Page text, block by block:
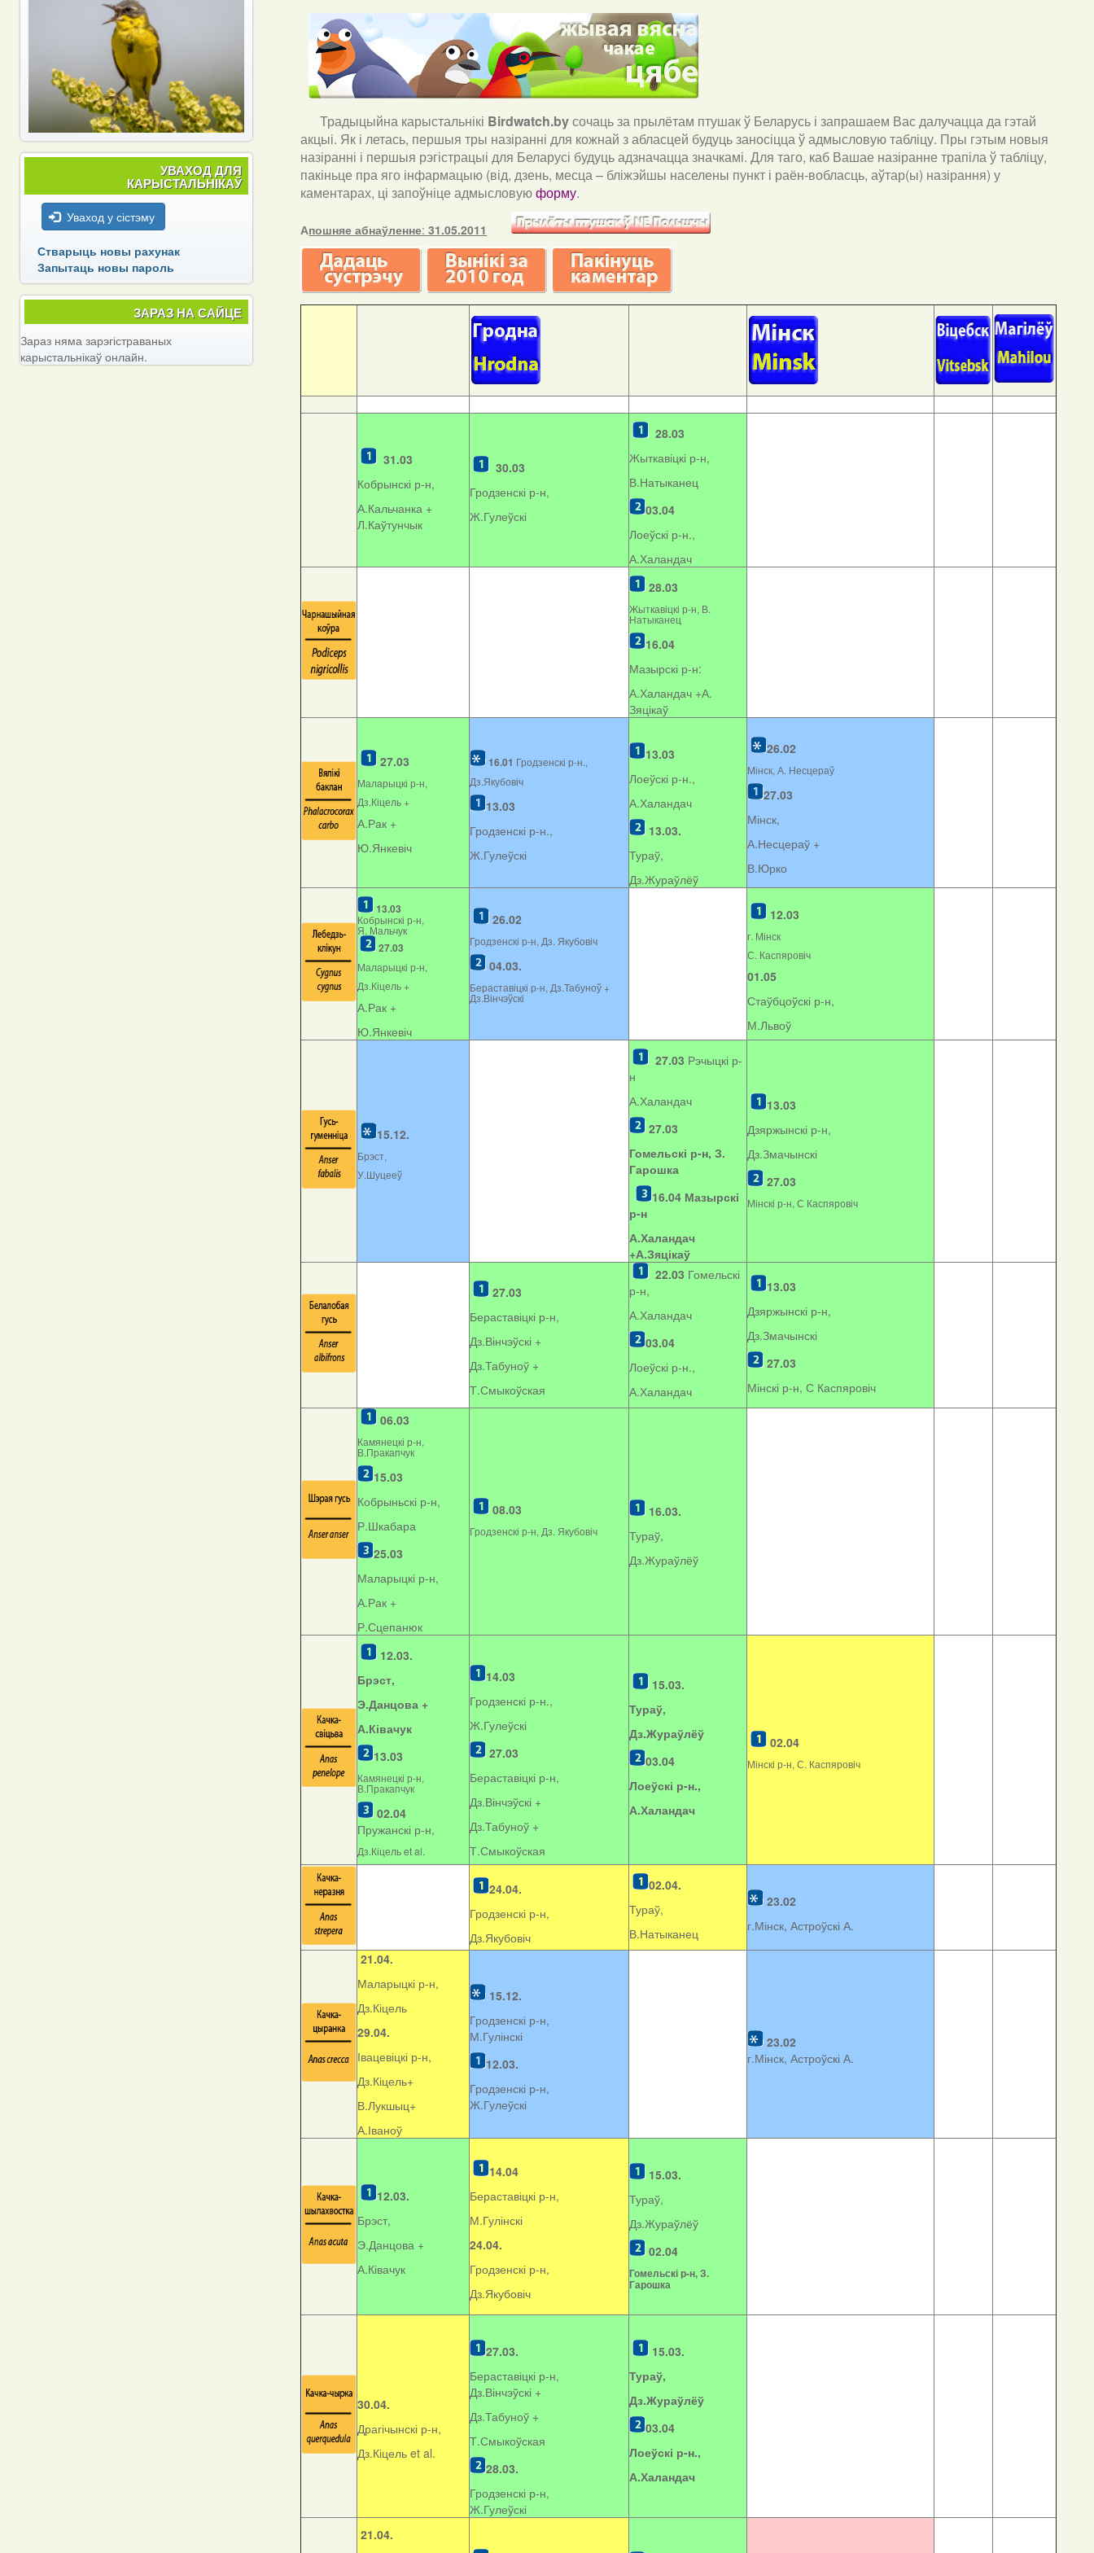
Традыцыйна карыстальнікі Birdwatch.byсочаць за прылётам птушак ў Беларусь і запрашаем Вас далучацца да гэтай
акцыі. Як і летась, першыя тры назіранні для кожнай з абласцей будуць заносіцца ў адмысловую табліцу. Пры гэтым новыя
назіранні і першыя рэгістрацыі для Беларусі будуць адзначацца значкамі. Для таго, каб Вашае назіранне трапіла ў табліцу,
пакіньце пра яго інфармацыю (від, дзень, месца – бліжэйшы населены пункт і раён-вобласць, аўтар(ы) назірання) у
каментарах, ці запоўніце адмысловуюформу.
Апошняе абнаўленне:31.05.2011
31.03
Кобрынскі р-н,
А.Кальчанка +
Л.Каўтунчык
30.03
Гродзенскі р-н,
Ж.Гулеўскі
28.03
Жыткавіцкі р-н,
В.Натыканец
03.04
Лоеўскі р-н.,
А.Халандач
28.03
Жыткавіцкі р-н, В.
Натыканец
16.04
Мазырскі р-н:
А.Халандач +А.
Зяцікаў
27.03
Маларыцкі р-н,
Дз.Кіцель +
А.Рак +
Ю.Янкевіч
16.01 Гродзенскі р-н.,
Дз.Якубовіч
13.03
Гродзенскі р-н.,
Ж.Гулеўскі
13.03
Лоеўскі р-н.,
А.Халандач
13.03.
Тураў,
Дз.Жураўлёў
26.02
Мінск, А. Несцераў
27.03
Мінск,
А.Несцераў +
В.Юрко
13.03
Кобрынскі р-н,
Я. Мальчук
27.03
Маларыцкі р-н,
Дз.Кіцель +
А.Рак +
Ю.Янкевіч
26.02
Гродзенскі р-н, Дз. Якубовіч
04.03.
Бераставіцкі р-н, Дз.Табуноў +
Дз.Вінчэўскі
12.03
г. Мінск
С. Каспяровіч
01.05
Стаўбцоўскі р-н,
М.Львоў
15.12.
Брэст,
У.Шуцееў
27.03 Рэчыцкі р-
н
А.Халандач
27.03
Гомельскі р-н, З.
Гарошка
16.04 Мазырскі
р-н
А.Халандач
+А.Зяцікаў
13.03
Дзяржынскі р-н,
Дз.Змачынскі
27.03
Мінскі р-н, С Каспяровіч
27.03
Бераставіцкі р-н,
Дз.Вінчэўскі +
Дз.Табуноў +
Т.Смыкоўская
22.03 Гомельскі
р-н,
А.Халандач
03.04
Лоеўскі р-н.,
А.Халандач
13.03
Дзяржынскі р-н,
Дз.Змачынскі
27.03
Мінскі р-н, С Каспяровіч
06.03
Камянецкі р-н,
В.Пракапчук
15.03
Кобрыньскі р-н,
Р.Шкабара
25.03
Маларыцкі р-н,
А.Рак +
Р.Сцепанюк
08.03
Гродзенскі р-н, Дз. Якубовіч
16.03.
Тураў,
Дз.Жураўлёў
12.03.
Брэст,
Э.Данцова +
А.Ківачук
13.03
Камянецкі р-н,
В.Пракапчук
02.04
Пружанскі р-н,
Дз.Кіцель et al.
14.03
Гродзенскі р-н.,
Ж.Гулеўскі
27.03
Бераставіцкі р-н,
Дз.Вінчэўскі +
Дз.Табуноў +
Т.Смыкоўская
15.03.
Тураў,
Дз.Жураўлёў
03.04
Лоеўскі р-н.,
А.Халандач
02.04
Мінскі р-н, С. Каспяровіч
24.04.
Гродзенскі р-н,
Дз.Якубовіч
02.04.
Тураў,
В.Натыканец
23.02
г.Мінск, Астроўскі А.
21.04.
Маларыцкі р-н,
Дз.Кіцель
29.04.
Івацевіцкі р-н,
Дз.Кіцель+
В.Лукшыц+
А.Іваноў
15.12.
Гродзенскі р-н,
М.Гулінскі
12.03.
Гродзенскі р-н,
Ж.Гулеўскі
23.02
г.Мінск, Астроўскі А.
12.03.
Брэст,
Э.Данцова +
А.Ківачук
14.04
Бераставіцкі р-н,
М.Гулінскі
24.04.
Гродзенскі р-н,
Дз.Якубовіч
15.03.
Тураў,
Дз.Жураўлёў
02.04
Гомельскі р-н, З.
Гарошка
30.04.
Драгічынскі р-н,
Дз.Кіцель et al.
27.03.
Бераставіцкі р-н,
Дз.Вінчэўскі +
Дз.Табуноў +
Т.Смыкоўская
28.03.
Гродзенскі р-н,
Ж.Гулеўскі
15.03.
Тураў,
Дз.Жураўлёў
03.04
Лоеўскі р-н.,
А.Халандач
21.04.
УВАХОД ДЛЯ
КАРЫСТАЛЬНІКАЎ
Уваход у сістэму
Стварыць новы рахунак
Запытаць новы пароль
ЗАРАЗ НА САЙЦЕ
Зараз няма зарэгістраваных
карыстальнікаў онлайн.